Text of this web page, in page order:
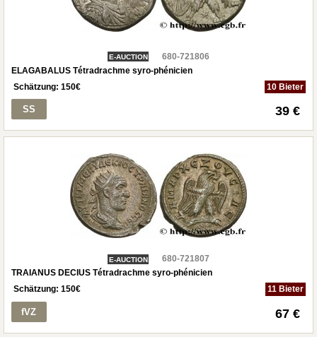
E-AUCTION
680-721806
ELAGABALUS Tétradrachme syro-phénicien
Schätzung: 150€ 10 Bieter
SS 39 €
E-AUCTION
680-721807
TRAIANUS DECIUS Tétradrachme syro-phénicien
Schätzung: 150€ 11 Bieter
fVZ 67 €